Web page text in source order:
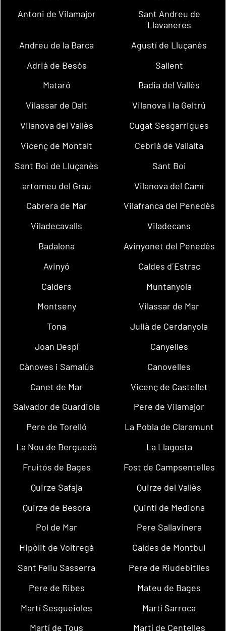
Antoni de Vilamajor
Sant Andreu de
Llavaneres
Andreu de la Barca
Agustí de Lluçanès
Adrià de Besòs
Sallent
Mataró
Badia del Vallès
Vilassar de Dalt
Vilanova i la Geltrú
Vilanova del Vallès
Cugat Sesgarrigues
Vicenç de Montalt
Cebrià de Vallalta
Sant Boi de Lluçanès
Sant Boi
artomeu del Grau
Vilanova del Camí
Cabrera de Mar
Vilafranca del Penedès
Viladecavalls
Viladecans
Badalona
Avinyonet del Penedès
Avinyó
Caldes d´Estrac
Calders
Muntanyola
Montseny
Vilassar de Mar
Tona
Julià de Cerdanyola
Joan Despí
Canyelles
Cànoves i Samalús
Canovelles
Canet de Mar
Vicenç de Castellet
Salvador de Guardiola
Pere de Vilamajor
Pere de Torelló
La Pobla de Claramunt
La Nou de Berguedà
La Llagosta
Fruitós de Bages
Fost de Campsentelles
Quirze Safaja
Quirze del Vallès
Quirze de Besora
Quintí de Mediona
Pol de Mar
Pere Sallavinera
Hipòlit de Voltregà
Caldes de Montbui
Sant Feliu Sasserra
Pere de Riudebitlles
Pere de Ribes
Mateu de Bages
Martí Sesgueioles
Martí Sarroca
Martí de Tous
Martí de Centelles